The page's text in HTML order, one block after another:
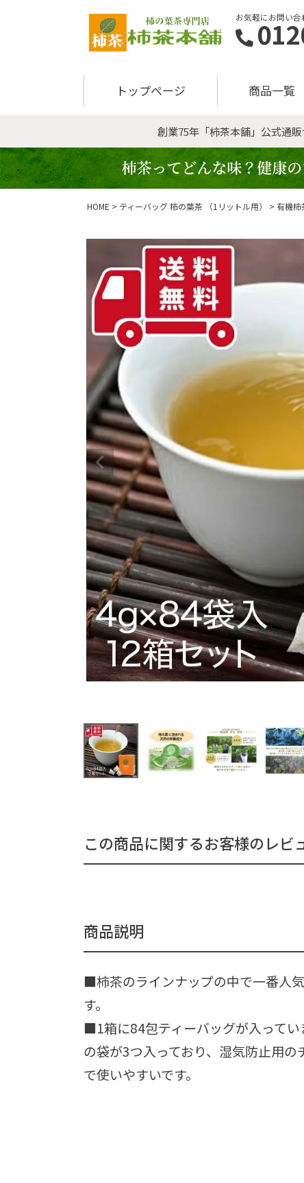
お気軽にお問い
トップページ 商品一覧
創業75年「柿茶本舗」公式通
HOME ティーバッグ 柿の葉茶 （1リットル用） 有機
この商品に関するお客様のレビ
商品説明
■柿茶のラインナップの中で一番人
す。
■1箱に84包ティーバッグが入って
の袋が3つ入っており、湿気防止用の
で使いやすいです。